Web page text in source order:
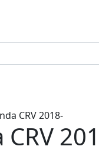
CRV 2018-